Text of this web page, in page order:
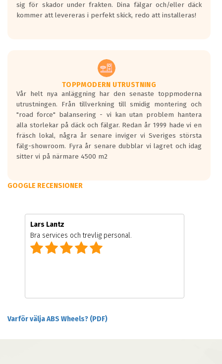
sig för skador under frakten. Dina fälgar och/eller däck
kommer att levereras i perfekt skick, redo att installeras!
TOPPMODERN UTRUSTNING
Vår helt nya anläggning har den senaste toppmoderna
utrustningen. Från tillverkning till smidig montering och
"road force" balansering - vi kan utan problem hantera
alla storlekar på däck och fälgar. Redan år 1999 hade vi en
fräsch lokal, några år senare inviger vi Sveriges största
fälg-showroom. Fyra år senare dubblar vi lagret och idag
sitter vi på närmare 4500 m2
GOOGLE RECENSIONER
Lars Lantz
Bra services och trevlig personal.
Varför välja ABS Wheels? (PDF)